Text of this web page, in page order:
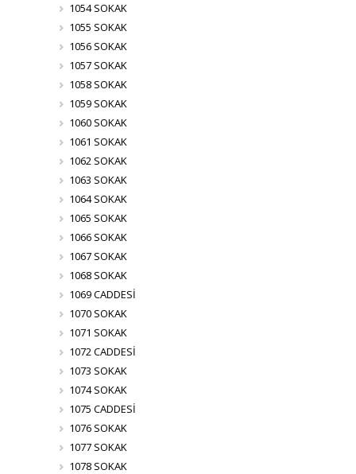
1054 SOKAK
1055 SOKAK
1056 SOKAK
1057 SOKAK
1058 SOKAK
1059 SOKAK
1060 SOKAK
1061 SOKAK
1062 SOKAK
1063 SOKAK
1064 SOKAK
1065 SOKAK
1066 SOKAK
1067 SOKAK
1068 SOKAK
1069 CADDESİ
1070 SOKAK
1071 SOKAK
1072 CADDESİ
1073 SOKAK
1074 SOKAK
1075 CADDESİ
1076 SOKAK
1077 SOKAK
1078 SOKAK